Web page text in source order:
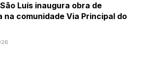
Luís inaugura obra de
comunidade Via Principal do